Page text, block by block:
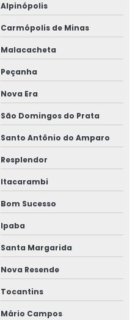
Alpinópolis
Carmópolis de Minas
Malacacheta
Peçanha
Nova Era
São Domingos do Prata
Santo Antônio do Amparo
Resplendor
Itacarambi
Bom Sucesso
Ipaba
Santa Margarida
Nova Resende
Tocantins
Mário Campos